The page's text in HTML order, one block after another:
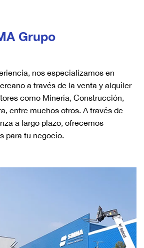
Grupo
nos especializamos en
a través de la venta y alquiler
como Minería, Construcción,
entre muchos otros. A través de
a largo plazo, ofrecemos
para tu negocio.